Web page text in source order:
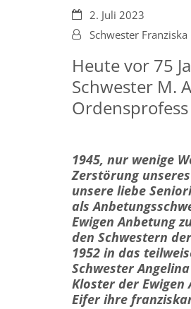
Datum:2. Juli 2023
Von:Schwester
Heute vor 75
Schwester M.
1945, nur wenige
Zerstörung
unsere liebe
als
Ewigen Anbetung
den Schwestern
1952 in das
Schwester
Kloster der
Eifer ihre